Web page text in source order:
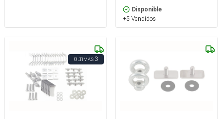
Disponible
+5 Vendidos
ÚLTIMAS3